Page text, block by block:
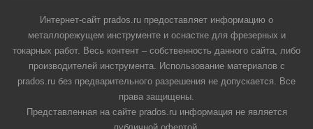
Интернет-сайт prados.ru предоставляет информацию о
металлорежущем инструменте и оснастке для фрезерных и
токарных работ. Весь контент – собственность данного сайта, либо
производителей инструмента. Использование материалов с
prados.ru без предварительного разрешения не допускается. Все
права защищены.
Представленная на сайте prados.ru информация не является